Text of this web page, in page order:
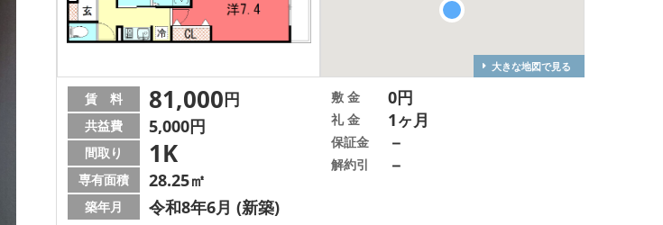
大きな地図で見る
賃 料 81,000円
共益費 5,000円
間取り 1K
専有面積 28.25㎡
築年月 令和8年6月 (新築)
敷 金 0円
礼 金 1ヶ月
保証金 －
解約引 －